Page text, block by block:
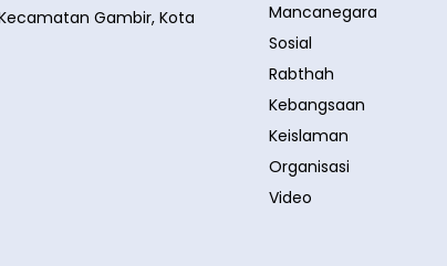
Gambir, Kota
Mancanegara
Sosial
Rabthah
Kebangsaan
Keislaman
Organisasi
Video